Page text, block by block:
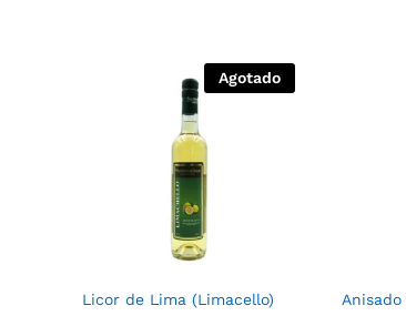
Agotado
Licor de Lima (Limacello)